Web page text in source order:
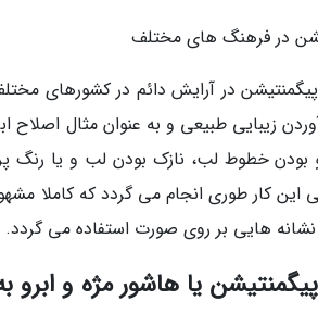
در فرهنگ های مختلف
در آرایش دائم در کشورهای
زیبایی طبیعی و به عنوان مثال اصلاح
خطوط لب، نازک بودن لب و یا رنگ
کار طوری انجام می گردد که کاملا
هایی بر روی صورت استفاده می گردد.
یا هاشور مژه و ابرو